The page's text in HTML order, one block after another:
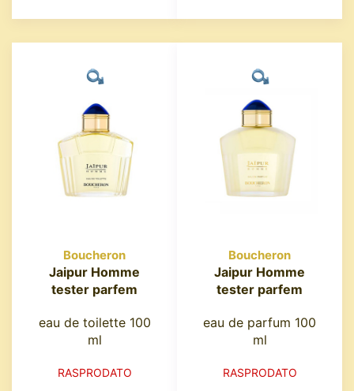
Boucheron
Jaipur Homme
tester parfem
eau de toilette 100
ml
RASPRODATO
Boucheron
Jaipur Homme
tester parfem
eau de parfum 100
ml
RASPRODATO